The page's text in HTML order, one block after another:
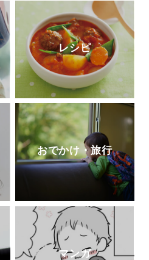
レシピ
おでかけ・旅行
マンガ